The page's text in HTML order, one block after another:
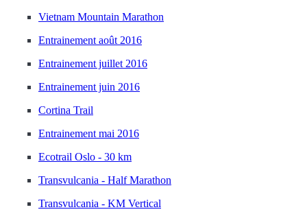
Vietnam Mountain Marathon
Entrainement août 2016
Entrainement juillet 2016
Entrainement juin 2016
Cortina Trail
Entrainement mai 2016
Ecotrail Oslo - 30 km
Transvulcania - Half Marathon
Transvulcania - KM Vertical